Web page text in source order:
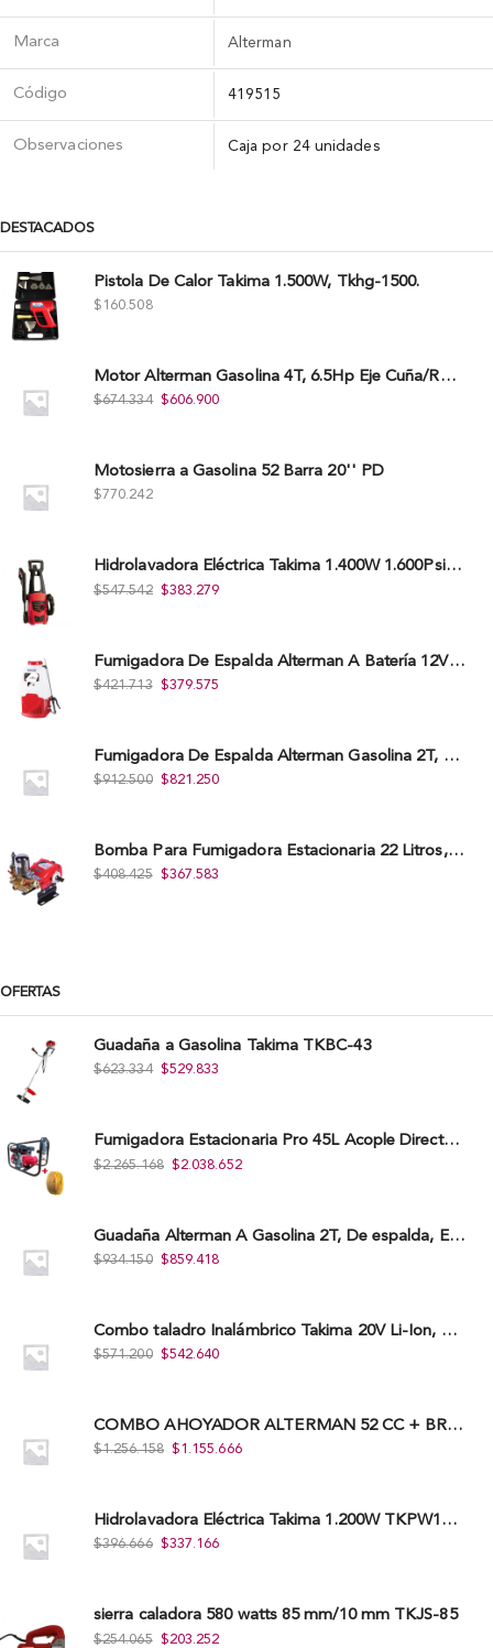
Marca Alterman
Código 419515
Observaciones Caja por 24 unidades
DESTACADOS
Pistola De Calor Takima 1.500W, Tkhg-1500.
$ 160.508
Motor Alterman Gasolina 4T, 6.5Hp Eje Cuña/Rosca 3/4", Xge65K.
$674.334 $606.900
Motosierra a Gasolina 52 Barra 20'' PD
$770.242
Hidrolavadora Eléctrica Takima 1.400W 1.600Psi, Tkepw-1600-A.
$547.542 $383.279
Fumigadora De Espalda Alterman A Baterí­a 12V/12Ah, 20Litros, Xkes20.
$421.713 $379.575
Fumigadora De Espalda Alterman Gasolina 2T, 26 Cc, Bomba Nylon Libre Mantenimiento, Tf900-A.
$912.500 $821.250
Bomba Para Fumigadora Estacionaria 22 Litros, Xp22-I.
$408.425 $367.583
OFERTAS
Guadaña a Gasolina Takima TKBC-43
$623.334 $529.833
Fumigadora Estacionaria Pro 45L Acople Directo con Accesorios
$2.265.168 $2.038.652
Guadaña Alterman A Gasolina 2T, De espalda, Eje Flexible, 43Cc, Xbc43B-I
$934.150 $859.418
Combo taladro Inalámbrico Takima 20V Li-Ion, Tklcd-20. + Polichadora Takima 7″ 1.200W, Tksp-180-D.
$571.200 $542.640
COMBO AHOYADOR ALTERMAN 52 CC + BROCA DE 20 CM X 80 CM + BROCA DE 15 CM X 80 CM
$1.256.158 $1.155.666
Hidrolavadora Eléctrica Takima 1.200W TKPW1200-13
$396.666 $337.166
sierra caladora 580 watts 85 mm/10 mm TKJS-85
$254.065 $203.252